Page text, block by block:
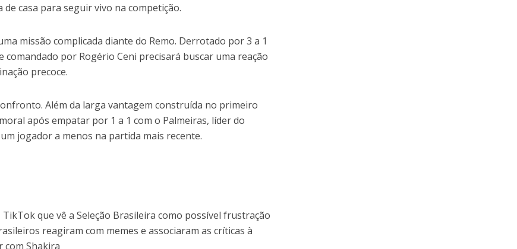
casa para seguir vivo na competição.
missão complicada diante do Remo. Derrotado por 3 a 1
comandado por Rogério Ceni precisará buscar uma reação
precoce.
Além da larga vantagem construída no primeiro
após empatar por 1 a 1 com o Palmeiras, líder do
jogador a menos na partida mais recente.
que vê a Seleção Brasileira como possível frustração
reagiram com memes e associaram as críticas à
com Shakira